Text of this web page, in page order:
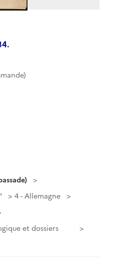
4 - Allemagne
et dossiers